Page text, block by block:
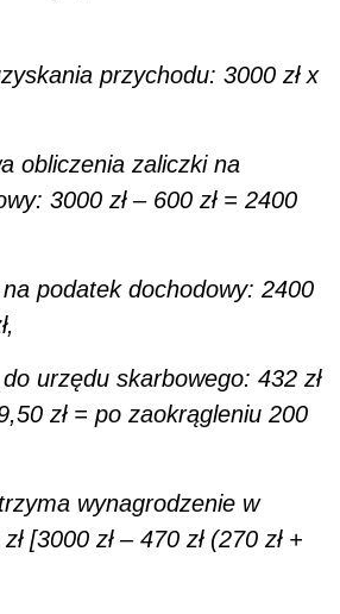
zł = po zaokrągleniu 200
wynagrodzenie w
[3000 zł – 470 zł (270 zł +
jednocześnie
systemową za pracownika
w stosunku
agencyjnej, umowy-zlecenia
świadczenie usług, do której
cywilnym stosuje się